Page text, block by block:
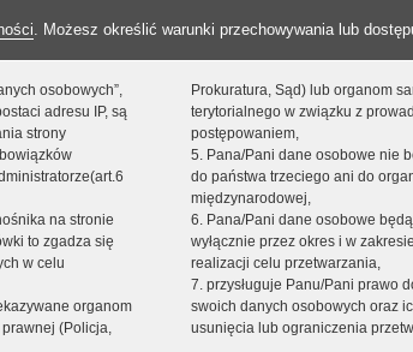
. Możesz określić warunki przechowywania lub
osobowych”,
adresu IP, są
strony
na stronie
to zgadza się
w celu
organom
(Policja,
Prokuratura, Sąd) lub organom
terytorialnego w związku z
postępowaniem,
5. Pana/Pani dane osobowe nie
do państwa trzeciego ani do
międzynarodowej,
6. Pana/Pani dane osobowe
wyłącznie przez okres i w
realizacji celu przetwarzania,
7. przysługuje Panu/Pani prawo
swoich danych osobowych oraz
usunięcia lub ograniczenia